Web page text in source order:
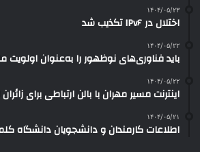
۱۴۰۴/۰۵/۲۳
اختلال در IPv۶ تکذیب شد
۱۴۰۴/۰۵/۲۲
باید فناوری‌های نوظهور را به‌عنوان اولویت
۱۴۰۴/۰۵/۲۲
اینترنت مسیر مهران با بالن ارتباطی برای
۱۴۰۴/۰۵/۲۱
اطلاعات کارمندان و دانشجویان دانشگاه